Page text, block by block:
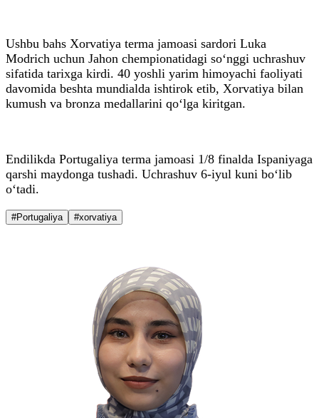
Ushbu bahs Xorvatiya terma jamoasi sardori Luka
Modrich uchun Jahon chempionatidagi so‘nggi uchrashuv
sifatida tarixga kirdi. 40 yoshli yarim himoyachi faoliyati
davomida beshta mundialda ishtirok etib, Xorvatiya bilan
kumush va bronza medallarini qo‘lga kiritgan.
Endilikda Portugaliya terma jamoasi 1/8 finalda Ispaniyaga
qarshi maydonga tushadi. Uchrashuv 6-iyul kuni bo‘lib
o‘tadi.
#Portugaliya #xorvatiya